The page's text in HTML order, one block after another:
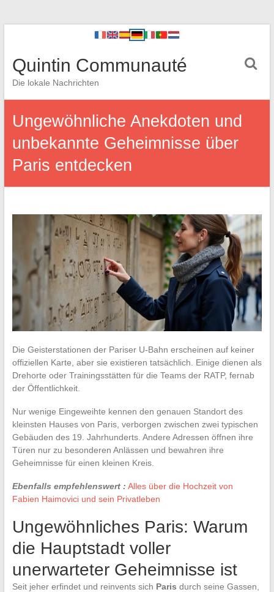
Quintin Communauté
Die lokale Nachrichten
Ungewöhnliche Anekdoten und
unbekannte Geheimnisse über
Paris entdecken
Die Geisterstationen der Pariser U-Bahn erscheinen auf keiner
offiziellen Karte, aber sie existieren tatsächlich. Einige dienen als
Drehorte oder Trainingsstätten für die Teams der RATP, fernab
der Öffentlichkeit.
Nur wenige Eingeweihte kennen den genauen Standort des
kleinsten Hauses von Paris, verborgen zwischen zwei typischen
Gebäuden des 19. Jahrhunderts. Andere Adressen öffnen ihre
Türen nur zu besonderen Anlässen und bewahren ihre
Geheimnisse für einen kleinen Kreis.
Ebenfalls empfehlenswert : Alles über die Hochzeit von
Fabien Haimovici und sein Privatleben
Ungewöhnliches Paris: Warum
die Hauptstadt voller
unerwarteter Geheimnisse ist
Seit jeher erfindet und reinvents sich Paris durch seine Gassen,